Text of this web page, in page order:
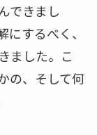
できまし
するべく、
ました。こ
の、そして何